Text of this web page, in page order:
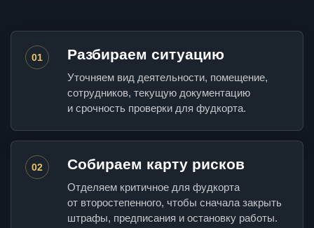
01 Разбираем ситуацию
Уточняем вид деятельности, помещение,
сотрудников, текущую документацию
и срочность проверки для фудкорта.
02 Собираем карту рисков
Отделяем критичное для фудкорта
от второстепенного, чтобы сначала закрыть
штрафы, предписания и остановку работы.